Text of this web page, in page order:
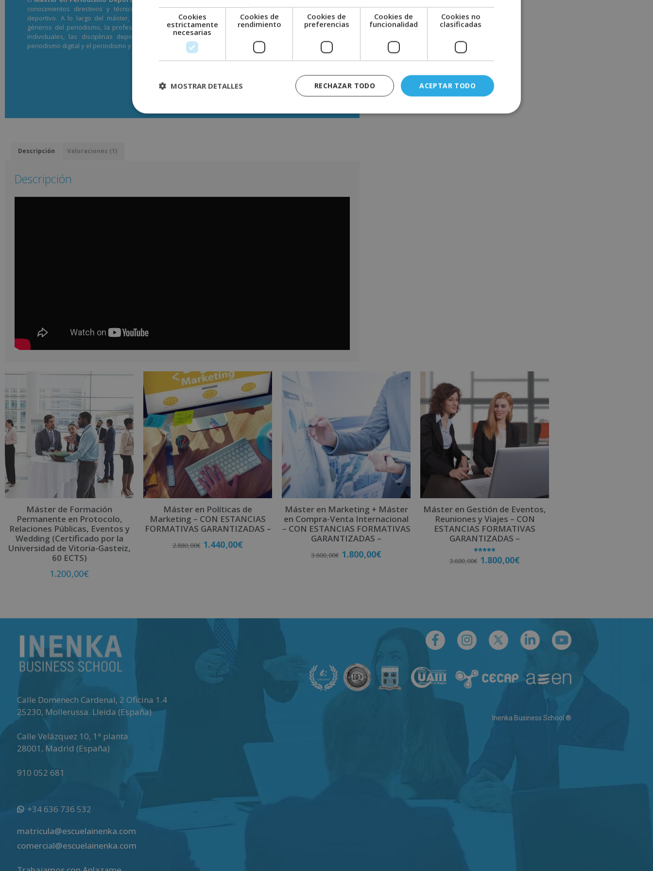
conocimientos directivos y técnicos necesarios para el desarrollo de la actividad de periodismo
deportivo. A lo largo del máster, el alumno conocerá los medios de comunicación, las tipologías y
géneros del periodismo, la profesión periodística, el periodismo deportivo, las disciplinas deportivas
individuales, las disciplinas deportivas colectivas, el deporte en los medos de comunicación, el
periodismo digital y el periodismo y las redes sociales.
Descargar temario
Descripción Valoraciones (1)
Descripción
Máster de Formación
Permanente en Protocolo,
Relaciones Públicas, Eventos y
Wedding (Certificado por la
Universidad de Vitoria-Gasteiz,
60 ECTS)
1.200,00€
Máster en Políticas de
Marketing – CON ESTANCIAS
FORMATIVAS GARANTIZADAS –
2.880,00€ 1.440,00€
Máster en Marketing + Máster
en Compra-Venta Internacional
– CON ESTANCIAS FORMATIVAS
GARANTIZADAS –
3.600,00€ 1.800,00€
Máster en Gestión de Eventos,
Reuniones y Viajes – CON
ESTANCIAS FORMATIVAS
GARANTIZADAS –
con
5.00
3.600,00€ 1.800,00€
Calle Domenech Cardenal, 2 Oficina 1.4
25230, Mollerussa. Lleida (España)
Calle Velázquez 10, 1ª planta
28001 , Madrid (España)
910 052 681
+34 636 736 532
matricula@escuelainenka.com
comercial@escuelainenka.com
Inenka Business School ®
Cookies
estrictamente
necesarias
Cookies de
rendimiento
Cookies de
preferencias
Cookies de
funcionalidad
Cookies no
clasificadas
ACEPTAR TODO
RECHAZAR TODO
MOSTRAR DETALLES